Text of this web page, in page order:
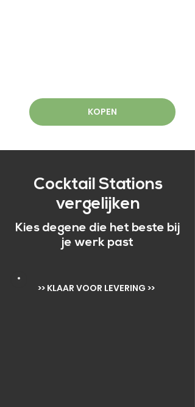
KOPEN
Cocktail Stations
vergelijken
Kies degene die het beste bij
je werk past
>> KLAAR VOOR LEVERING >>